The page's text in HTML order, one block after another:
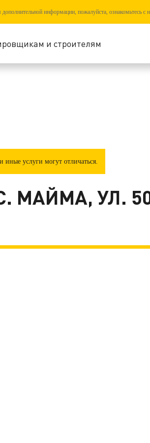
информации, пожалуйста, ознакомьтесь с
и строителям
услуги могут отличаться.
МАЙМА, УЛ.